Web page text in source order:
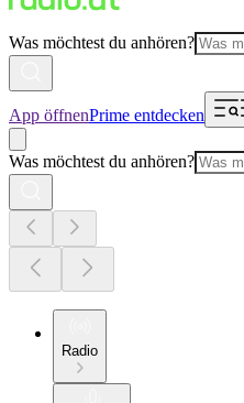
Was möchtest du anhören?
App öffnenPrime entdecken
Was möchtest du anhören?
Radio